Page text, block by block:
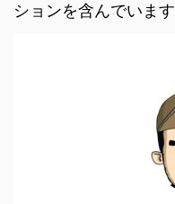
ションを含んでいます